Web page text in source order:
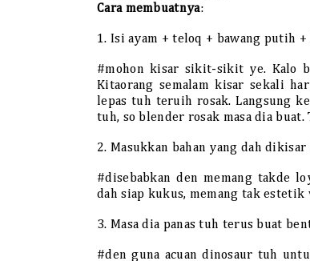
Cara membuatnya:
1. Isi ayam + teloq + bawang putih
#mohon kisar sikit-sikit ye. Kalo
Kitaorang semalam kisar sekali
lepas tuh teruih rosak. Langsung
tuh, so blender rosak masa dia
2. Masukkan bahan yang dah
#disebabkan den memang takde
dah siap kukus, memang tak estetik
3. Masa dia panas tuh terus buat
#den guna acuan dinosaur tuh